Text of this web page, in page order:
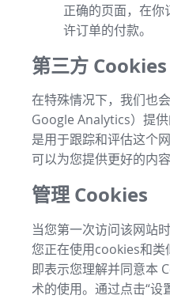
正确的页面，在
许订单的付款。
第三方 Cookies
在特殊情况下，我们也
Google Analytics）提
是用于跟踪和评估这个
可以为您提供更好的内容
管理 Cookies
当您第一次访问该网站
您正在使用cookies和类
即表示您理解并同意本
术的使用。通过点击“设